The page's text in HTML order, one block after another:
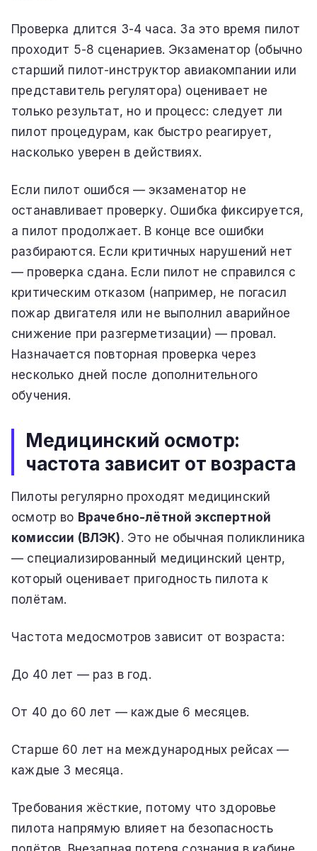
Проверка длится 3-4 часа. За это время пилот
проходит 5-8 сценариев. Экзаменатор (обычно
старший пилот-инструктор авиакомпании или
представитель регулятора) оценивает не
только результат, но и процесс: следует ли
пилот процедурам, как быстро реагирует,
насколько уверен в действиях.
Если пилот ошибся — экзаменатор не
останавливает проверку. Ошибка фиксируется,
а пилот продолжает. В конце все ошибки
разбираются. Если критичных нарушений нет
— проверка сдана. Если пилот не справился с
критическим отказом (например, не погасил
пожар двигателя или не выполнил аварийное
снижение при разгерметизации) — провал.
Назначается повторная проверка через
несколько дней после дополнительного
обучения.
Медицинский осмотр:
частота зависит от возраста
Пилоты регулярно проходят медицинский
осмотр во Врачебно-лётной экспертной
комиссии (ВЛЭК). Это не обычная поликлиника
— специализированный медицинский центр,
который оценивает пригодность пилота к
полётам.
Частота медосмотров зависит от возраста:
До 40 лет — раз в год.
От 40 до 60 лет — каждые 6 месяцев.
Старше 60 лет на международных рейсах —
каждые 3 месяца.
Требования жёсткие, потому что здоровье
пилота напрямую влияет на безопасность